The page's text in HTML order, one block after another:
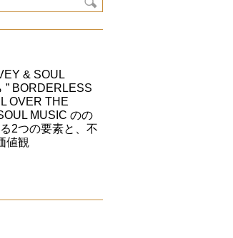
& SOUL
” BORDERLESS
OVER THE
MUSIC のの
2つの要素と、不
値観